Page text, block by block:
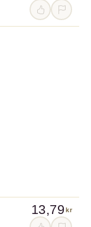
13,79kr